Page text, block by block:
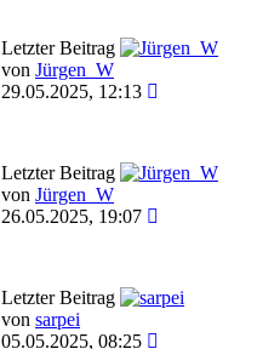
Letzter Beitrag
von Jürgen_W
29.05.2025, 12:13
Letzter Beitrag
von Jürgen_W
26.05.2025, 19:07
Letzter Beitrag
von sarpei
05.05.2025, 08:25